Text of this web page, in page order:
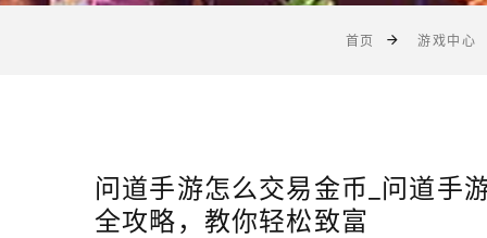
首页 游戏中心
问道手游怎么交易金币_问道手
全攻略，教你轻松致富